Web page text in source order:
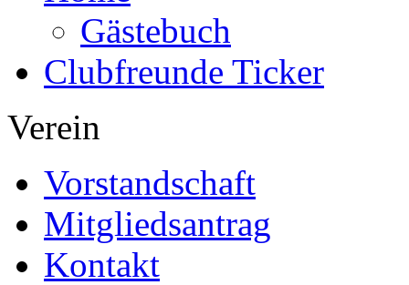
Gästebuch
Clubfreunde Ticker
Verein
Vorstandschaft
Mitgliedsantrag
Kontakt